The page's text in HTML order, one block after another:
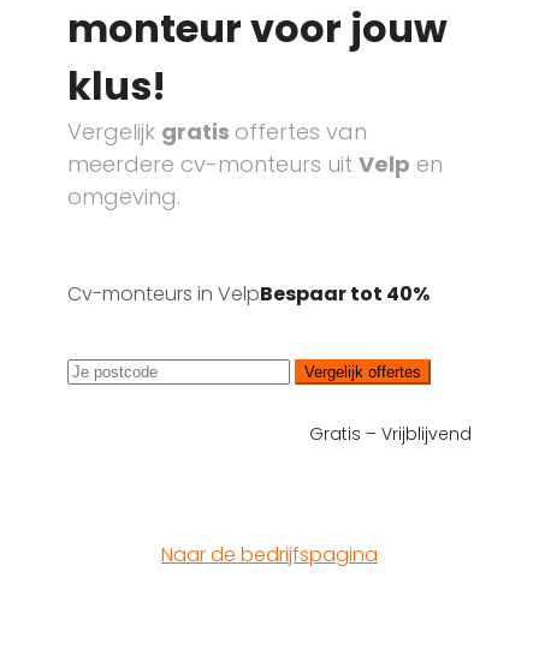
monteur voor jouw
klus!
Vergelijk gratis offertes van
meerdere cv-monteurs uit Velp en
omgeving.
Cv-monteurs in VelpBespaar tot 40%
Vergelijk offertes
Gratis – Vrijblijvend
Naar de bedrijfspagina